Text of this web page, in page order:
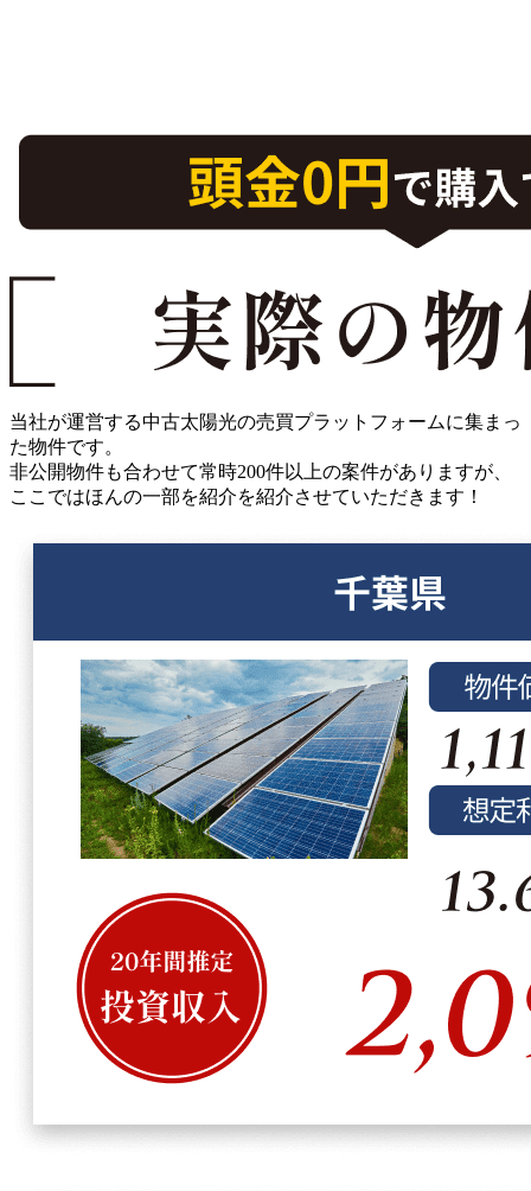
当社が運営する中古太陽光の売買プラットフォームに集まっ
た物件です。
非公開物件も合わせて常時200件以上の案件がありますが、
ここではほんの一部を紹介を紹介させていただきます！